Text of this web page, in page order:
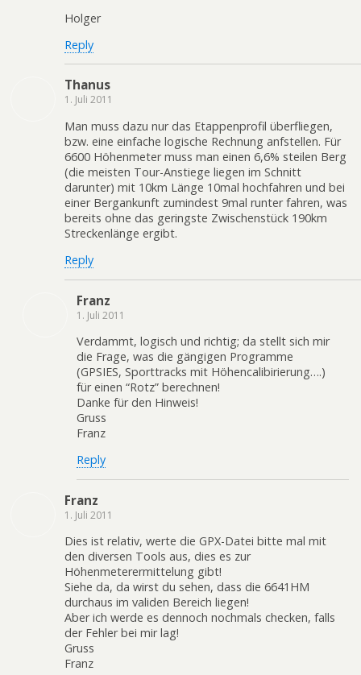
Holger
Reply
Thanus
1. Juli 2011
Man muss dazu nur das Etappenprofil überfliegen,
bzw. eine einfache logische Rechnung anfstellen. Für
6600 Höhenmeter muss man einen 6,6% steilen Berg
(die meisten Tour-Anstiege liegen im Schnitt
darunter) mit 10km Länge 10mal hochfahren und bei
einer Bergankunft zumindest 9mal runter fahren, was
bereits ohne das geringste Zwischenstück 190km
Streckenlänge ergibt.
Reply
Franz
1. Juli 2011
Verdammt, logisch und richtig; da stellt sich mir
die Frage, was die gängigen Programme
(GPSIES, Sporttracks mit Höhencalibirierung….)
für einen “Rotz” berechnen!
Danke für den Hinweis!
Gruss
Franz
Reply
Franz
1. Juli 2011
Dies ist relativ, werte die GPX-Datei bitte mal mit
den diversen Tools aus, dies es zur
Höhenmeterermittelung gibt!
Siehe da, da wirst du sehen, dass die 6641HM
durchaus im validen Bereich liegen!
Aber ich werde es dennoch nochmals checken, falls
der Fehler bei mir lag!
Gruss
Franz